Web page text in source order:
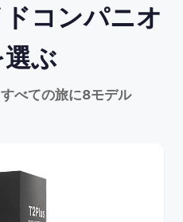
コンパニオ
ぶ
べての旅に8モデル